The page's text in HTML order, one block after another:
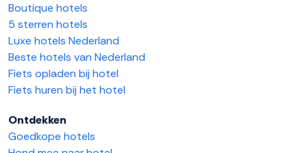
Boutique hotels
5 sterren hotels
Luxe hotels Nederland
Beste hotels van Nederland
Fiets opladen bij hotel
Fiets huren bij het hotel
Ontdekken
Goedkope hotels